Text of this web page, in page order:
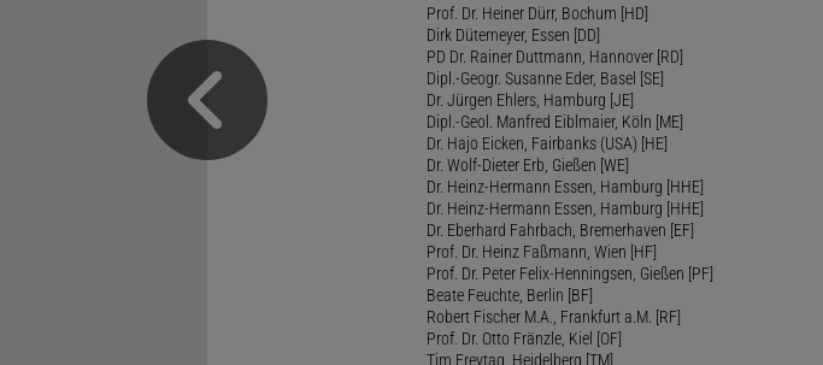
Prof. Dr. Heiner Dürr, Bochum [HD]
Dirk Dütemeyer, Essen [DD]
PD Dr. Rainer Duttmann, Hannover [RD]
Dipl.-Geogr. Susanne Eder, Basel [SE]
Dr. Jürgen Ehlers, Hamburg [JE]
Dipl.-Geol. Manfred Eiblmaier, Köln [ME]
Dr. Hajo Eicken, Fairbanks (USA) [HE]
Dr. Wolf-Dieter Erb, Gießen [WE]
Dr. Heinz-Hermann Essen, Hamburg [HHE]
Dr. Heinz-Hermann Essen, Hamburg [HHE]
Dr. Eberhard Fahrbach, Bremerhaven [EF]
Prof. Dr. Heinz Faßmann, Wien [HF]
Prof. Dr. Peter Felix-Henningsen, Gießen [PF]
Beate Feuchte, Berlin [BF]
Robert Fischer M.A., Frankfurt a.M. [RF]
Prof. Dr. Otto Fränzle, Kiel [OF]
Tim Freytag, Heidelberg [TM]